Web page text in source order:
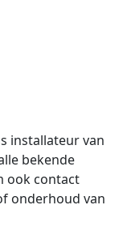
installateur van
bekende
ook contact
onderhoud van